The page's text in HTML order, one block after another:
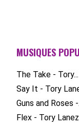
MUSIQUES
The Take - Tory...
Say It - Tory
Guns and Roses -
Flex - Tory Lanez